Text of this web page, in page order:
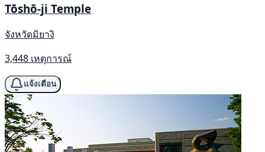
Tōshō-ji Temple
จังหวัดมิยางิ
3,448 เหตุการณ์
แจ้งเตือน